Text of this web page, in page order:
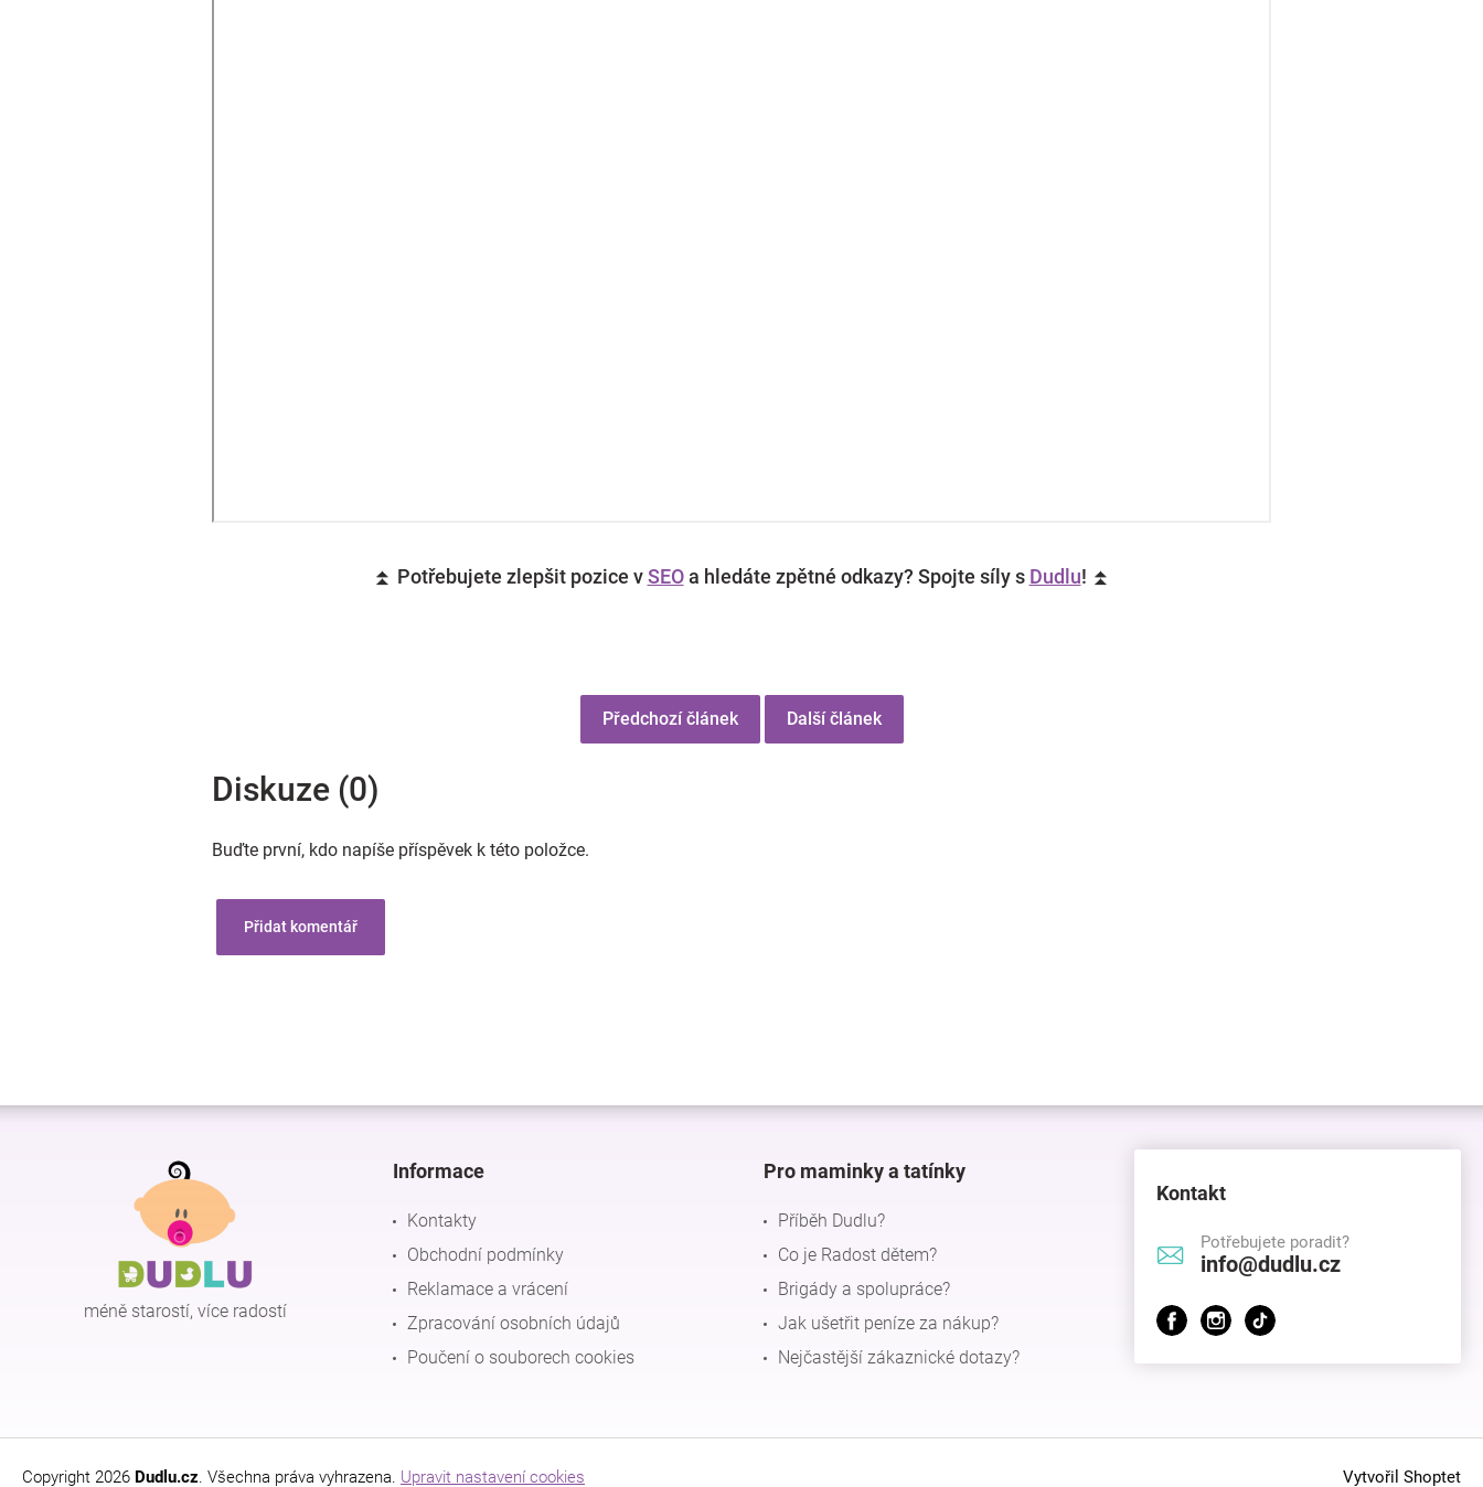
⏫ Potřebujete zlepšit pozice vSEOa hledáte zpětné odkazy? Spojte síly s Dudlu! ⏫
Předchozí článek Další článek
Diskuze (0)
Buďte první, kdo napíše příspěvek k této položce.
Přidat komentář
Z
méně starostí, více radostí
Informace
Kontakty
Obchodní podmínky
Reklamace a vrácení
Zpracování osobních údajů
Poučení o souborech cookies
Pro maminky a tatínky
Příběh Dudlu?
Co je Radost dětem?
Brigády a spolupráce?
Jak ušetřit peníze za nákup?
Nejčastější zákaznické dotazy?
Kontakt
Potřebujete poradit?
info@dudlu.cz
Vytvořil Shoptet
Copyright 2026 Dudlu.cz. Všechna práva vyhrazena. Upravit nastavení cookies